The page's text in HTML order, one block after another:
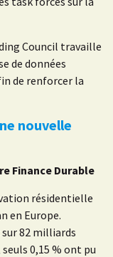
Council travaille
de données
de renforcer la
nouvelle
Finance Durable
résidentielle
en Europe.
82 milliards
0,15 % ont pu